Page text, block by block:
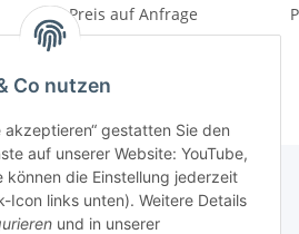
Preis auf Anfrage
Co nutzen
akzeptieren“ gestatten Sie den
auf unserer Website: YouTube,
können die Einstellung jederzeit
Icon links unten). Weitere Details
und in unserer